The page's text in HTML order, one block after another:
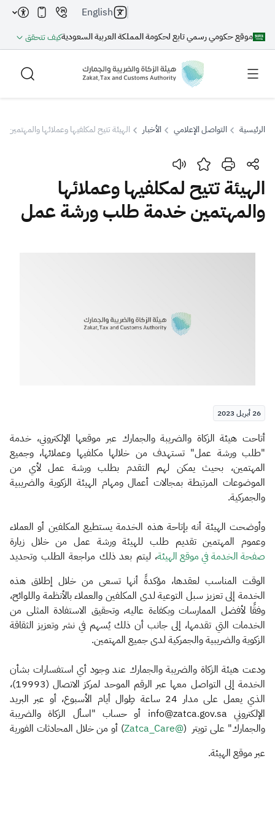
موقع حكومي رسمي تابع لحكومة المملكة العربية السعوديةكيف تتحقق
English
بحث
بحث بحث AI
اقتراحات
الرئيسية التواصل الإعلامي الأخبار الهيئة تتيح لمكلفيها وعملائها
الهيئة تتيح لمكلفيها وعملائها
والمهتمين خدمة طلب ورشة عمل
26 أبريل 2023
​​أتاحت هيئة الزكاة والضريبة والجمارك عبر موقعها الإلكتروني، خدمة
"طلب ورشة عمل" تستهدف من خلالها مكلفيها وعملائها، وجميع
المهتمين، بحيث يمكن لهم التقدم بطلب ورشة عمل لأي من
الموضوعات المرتبطة بمجالات أعمال ومهام الهيئة الزكوية والضريبية
والجمركية.
وأوضحت الهيئة أنه بإتاحة هذه الخدمة يستطيع المكلفين أو العملاء
وعموم المهتمين تقديم طلب للهيئة ورشة عمل من خلال زيارة
صفحة الخدمة في موقع الهيئة​، ليتم بعد ذلك مراجعة الطلب وتحديد
الوقت المناسب لعقدها، مؤكدةً أنها تسعى من خلال إطلاق هذه
الخدمة إلى تعزيز سبل التوعية لدى المكلفين والعملاء بالأنظمة واللوائح،
وفقًا لأفضل الممارسات وبكفاءة عاليه، وتحقيق الاستفادة المثلى من
الخدمات التي تقدمها، إلى جانب أن ذلك يُسهم في نشر وتعزيز الثقاقة
الزكوية والضريبية والجمركية لدى جميع المهتمين.
ودعت هيئة الزكاة والضريبة والجمارك عند وجود أي استفسارات بشأن
الخدمة إلى التواصل معها عبر الرقم الموحد لمركز الاتصال (19993)،
الذي يعمل على مدار 24 ساعة طِوال أيام الأسبوع، أو عبر البريد
الإلكتروني info@zatca.gov.sa أو حساب "اسأل الزكاة والضريبة
والجمارك" على تويتر (@Zat​ca_Care​
) أو من خلال المحادثات الفورية
عبر موقع الهيئة.